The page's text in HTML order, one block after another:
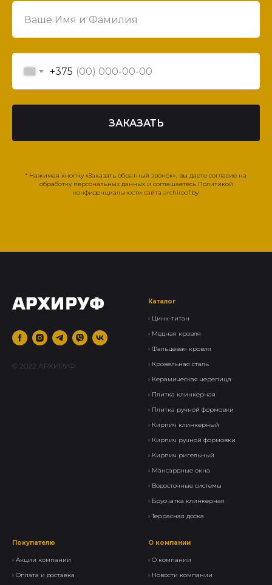
+375
ЗАКАЗАТЬ
* Нажимая кнопку «Заказать обратный звонок», вы даете согласие на
обработку персональных данных и соглашаетесь Политикой
конфиденциальности сайта archiroof.by.
© 2022 АРХИРУФ
Каталог
› Цинк-титан
› Медная кровля
› Фальцевая кровля
› Кровельная сталь
› Керамическая черепица
› Плитка клинкерная
› Плитка ручной формовки
› Кирпич клинкерный
› Кирпич ручной формовки
› Кирпич ригельный
› Мансардные окна
› Водосточные системы
› Брусчатка клинкерная
›Террасная доска
Покупателю
› Акции компании
› Оплата и доставка
О компании
› О компании
› Новости компании